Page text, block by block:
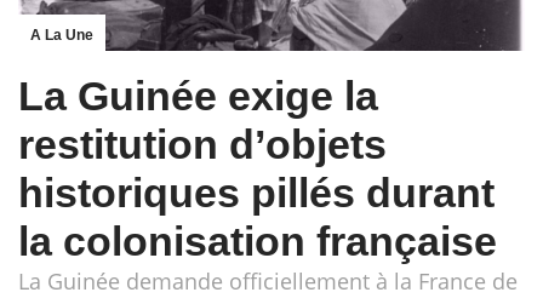
A La Une
La Guinée exige la
restitution d’objets
historiques pillés durant
la colonisation française
La Guinée demande officiellement à la France de